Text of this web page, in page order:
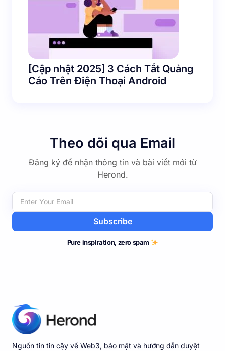
[Cập nhật 2025] 3 Cách Tắt Quảng
Cáo Trên Điện Thoại Android
Theo dõi qua Email
Đăng ký để nhận thông tin và bài viết mới từ
Herond.
Subscribe
Pure inspiration, zero spam
Nguồn tin tin cậy về Web3, bảo mật và hướng dẫn duyệt